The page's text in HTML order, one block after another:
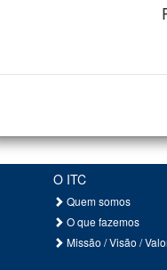
O ITC
Quem somos
O que fazemos
Missão / Visão /